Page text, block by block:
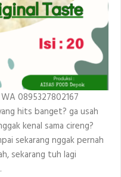
0895327802167
hits banget? ga usah
kenal sama cireng?
sekarang nggak pernah
sekarang tuh lagi